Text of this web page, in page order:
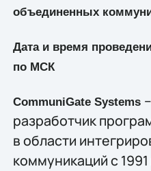
объединенных
Дата и время
по МСК
CommuniGate Systems
разработчик
в области
коммуникаций с 1991